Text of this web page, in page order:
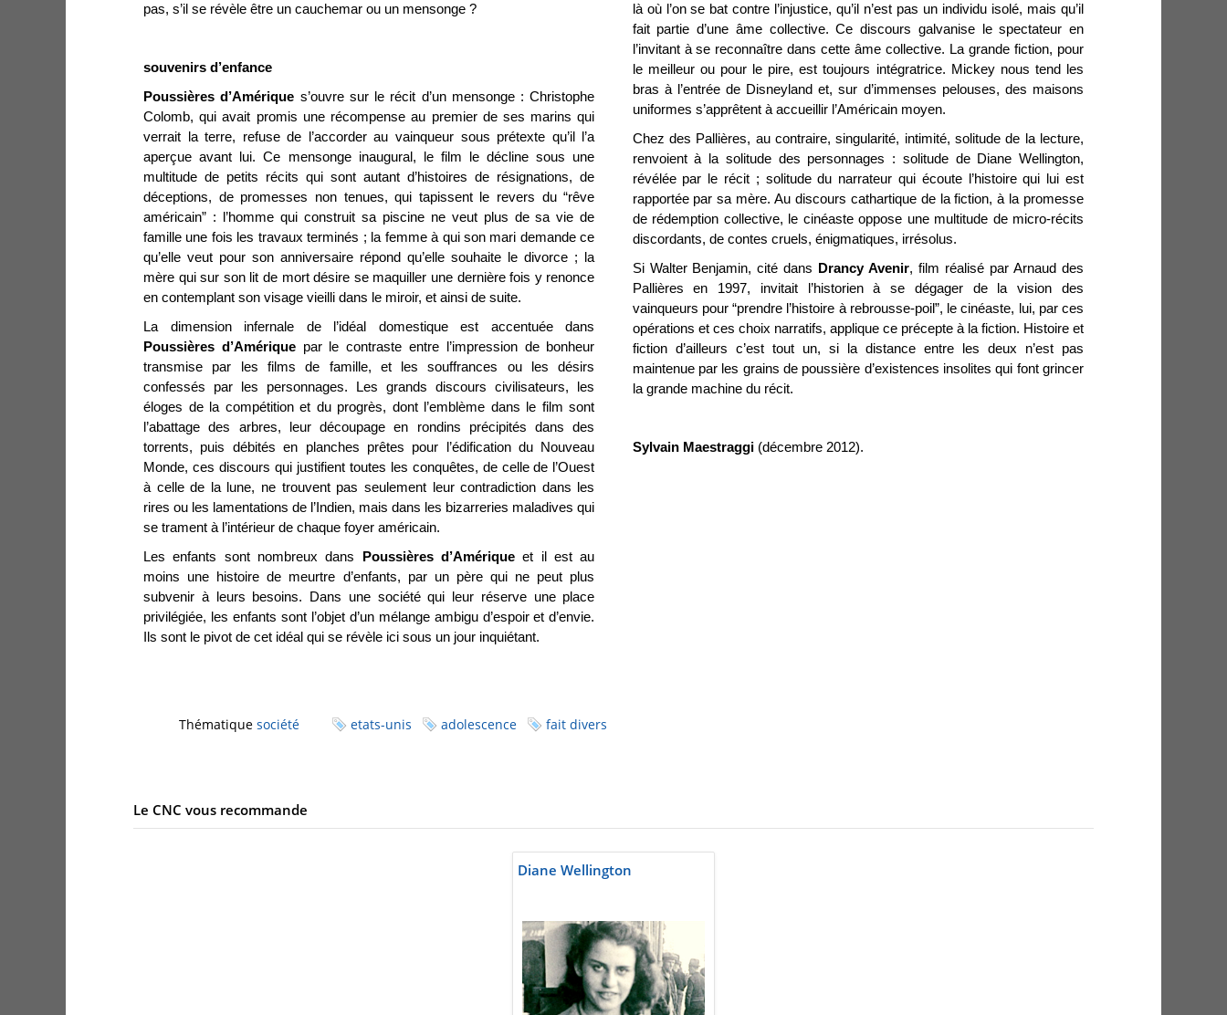
pas, s’il se révèle être un cauchemar ou un mensonge ?
souvenirs d’enfance
Poussières d’Amérique s’ouvre sur le récit d’un mensonge : Christophe
Colomb, qui avait promis une récompense au premier de ses marins qui
verrait la terre, refuse de l’accorder au vainqueur sous prétexte qu’il l’a
aperçue avant lui. Ce mensonge inaugural, le film le décline sous une
multitude de petits récits qui sont autant d’histoires de résignations, de
déceptions, de promesses non tenues, qui tapissent le revers du “rêve
américain” : l’homme qui construit sa piscine ne veut plus de sa vie de
famille une fois les travaux terminés ; la femme à qui son mari demande ce
qu’elle veut pour son anniversaire répond qu’elle souhaite le divorce ; la
mère qui sur son lit de mort désire se maquiller une dernière fois y renonce
en contemplant son visage vieilli dans le miroir, et ainsi de suite.
La dimensioninfernale de l’idéal domestique est accentuée dans
Poussières d’Amériquepar le contraste entre l’impression de bonheur
transmise par les films de famille, et les souffrances ou les désirs
confessés par les personnages. Les grands discours civilisateurs, les
éloges de la compétition et du progrès, dont l’emblème dans le film sont
l’abattage des arbres, leur découpage en rondins précipités dans des
torrents, puis débités en planches prêtes pour l’édification du Nouveau
Monde, ces discours qui justifient toutes les conquêtes, de celle de l’Ouest
à celle de la lune, ne trouvent pas seulement leur contradiction dans les
rires ou les lamentations de l’Indien, mais dans les bizarreries maladives qui
se trament à l’intérieur de chaque foyer américain.
Les enfants sont nombreux dans
Poussières d’Amérique et il est au
moins une histoire de meurtre d’enfants, par un père qui ne peut plus
subvenir à leurs besoins. Dans une société qui leur réserve une place
privilégiée, les enfants sont l’objet d’un mélange ambigu d’espoir et d’envie.
Ils sont le pivot de cet idéal qui se révèle ici sous un jour inquiétant.
là où l’on se bat contre l’injustice, qu’il n’est pas un individu isolé, mais qu’il
fait partie d’une âme collective. Ce discours galvanise le spectateur en
l’invitant à se reconnaître dans cette âme collective. La grande fiction, pour
le meilleur ou pour le pire, est toujours intégratrice. Mickey nous tend les
bras à l’entrée de Disneyland et, sur d’immenses pelouses, des maisons
uniformes s’apprêtent à accueillir l’Américain moyen.
Chez des Pallières, au contraire, singularité, intimité, solitude de la lecture,
renvoient à la solitude des personnages : solitude de Diane Wellington,
révélée par le récit ; solitude du narrateur qui écoute l’histoire qui lui est
rapportée par sa mère.Au discours cathartique de la fiction, à la promesse
de rédemption collective, le cinéaste oppose une multitude de micro-récits
discordants, de contes cruels, énigmatiques, irrésolus.
Si Walter Benjamin, cité dans
Drancy Avenir, film réalisé par Arnaud des
Pallières en 1997, invitait l’historien à se dégager de la vision des
vainqueurs pour “prendre l’histoire à rebrousse-poil”, le cinéaste, lui, par ces
opérations et ces choix narratifs, applique ce précepte à la fiction. Histoire et
fiction d’ailleurs c’est tout un, si la distance entre les deux n’est pas
maintenue par les grains de poussière d’existences insolites qui font grincer
la grande machine du récit.
Sylvain Maestraggi(décembre 2012).
Thématique société etats-unis adolescence fait divers
Le CNC vous recommande
Diane Wellington